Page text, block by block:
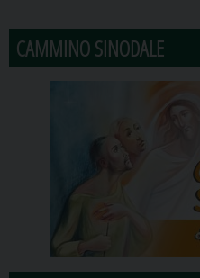
CAMMINO SINODALE